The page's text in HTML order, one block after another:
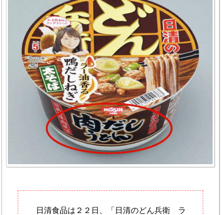
日清食品は２２日、「日清のどん兵衛 ラ